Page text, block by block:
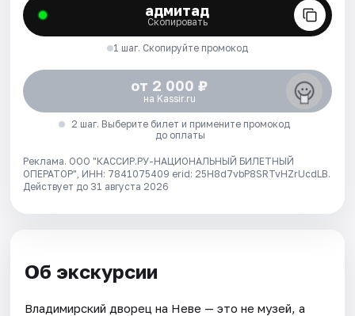
адмитад
Скопировать
1 шаг. Скопируйте промокод
от 2 000 ₽
на Kassir.ru
2 шаг. Выберите билет и примените промокод
до оплаты
Реклама. ООО "КАССИР.РУ-НАЦИОНАЛЬНЫЙ БИЛЕТНЫЙ
ОПЕРАТОР", ИНН: 7841075409 erid: 25H8d7vbP8SRTvHZrUcdLB.
Действует до 31 августа 2026
Об экскурсии
Владимирский дворец на Неве — это не музей, а